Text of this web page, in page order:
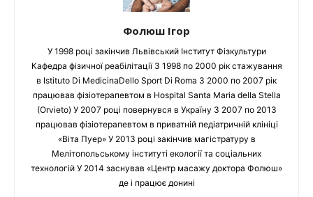
Фолюш Ігор
У 1998 році закінчив Львівський Інститут Фізкультури
Кафедра фізичної реабілітації З 1998 по 2000 рік стажування
в Istituto Di MedicinaDello Sport Di Roma З 2000 по 2007 рік
працював фізіотерапевтом в Hospital Santa Maria della Stella
(Orvieto) У 2007 році повернувся в Україну З 2007 по 2013
працював фізіотерапевтом в приватній педіатричній клініці
«Віта Пуер» У 2013 році закінчив магістратуру в
Мелітопольському інституті екології та соціальних
технологій У 2014 заснував «Центр масажу доктора Фолюш»
де і працює донині